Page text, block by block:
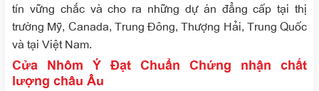
tín vững chắc và cho ra những dự án đẳng cấp tại thị
trường Mỹ, Canada, Trung Đông, Thượng Hải, Trung Quốc
và tại Việt Nam.
Cửa Nhôm Ý Đạt Chuẩn Chứng nhận chất
lượng châu Âu